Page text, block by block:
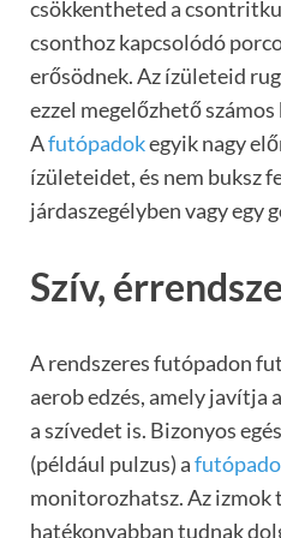
csökkentheted a
csonthoz kapcsolódó
erősödnek. Az ízületeid
ezzel megelőzhető számos
Afutópadokegyik nagy
ízületeidet, és nem buksz
járdaszegélyben vagy egy
Szív,
A rendszeres futópadon
aerob edzés, amely javítja
a szívedet is. Bizonyos
(például pulzus) a
monitorozhatsz. Az izmok
hatékonyabban tudnak